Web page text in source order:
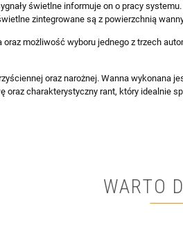
świetlne informuje on o pracy
zintegrowane są z powierzchnią
możliwość wyboru jednego z trzech
oraz narożnej. Wanna wykonana
oraz charakterystyczny rant, który idealnie
WARTO